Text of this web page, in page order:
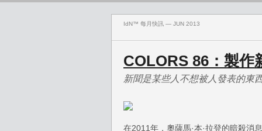
IdN™ 每月快訊 — JUN 2013
COLORS 86：製作
新聞是某些人不想被人發表的東
在2011年，奧薩馬·本·拉登的暗殺消